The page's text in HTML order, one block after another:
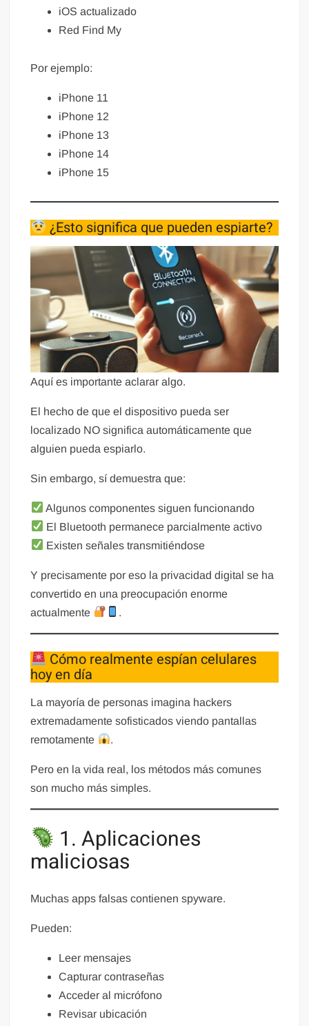
iOS actualizado
Red Find My
Por ejemplo:
iPhone 11
iPhone 12
iPhone 13
iPhone 14
iPhone 15
¿Esto significa que pueden espiarte?
Aquí es importante aclarar algo.
El hecho de que el dispositivo pueda ser
localizado NO significa automáticamente que
alguien pueda espiarlo.
Sin embargo, sí demuestra que:
Algunos componentes siguen funcionando
El Bluetooth permanece parcialmente activo
Existen señales transmitiéndose
Y precisamente por eso la privacidad digital se ha
convertido en una preocupación enorme
actualmente
.
Cómo realmente espían celulares
hoy en día
La mayoría de personas imagina hackers
extremadamente sofisticados viendo pantallas
remotamente
.
Pero en la vida real, los métodos más comunes
son mucho más simples.
1. Aplicaciones
maliciosas
Muchas apps falsas contienen spyware.
Pueden:
Leer mensajes
Capturar contraseñas
Acceder al micrófono
Revisar ubicación